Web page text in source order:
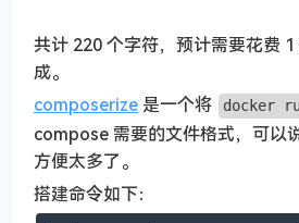
共计 220 个字符，预计需要花费
成。
composerize 是一个将 docker
compose 需要的文件格式，可以
方便太多了。
搭建命令如下：